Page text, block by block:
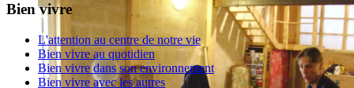
Bien vivre
L'attention au centre de notre vie
Bien vivre au quotidien
Bien vivre dans son environnement
Bien vivre avec les autres